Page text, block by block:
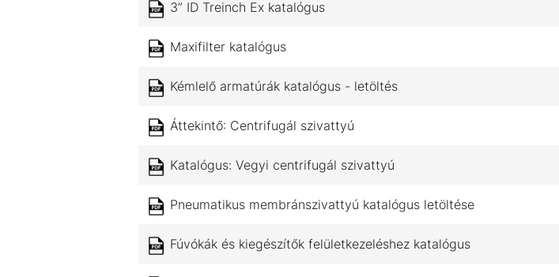
3” ID Treinch Ex katalógus
Maxifilter katalógus
Kémlelő armatúrák katalógus - letöltés
Áttekintő: Centrifugál szivattyú
Katalógus: Vegyi centrifugál szivattyú
Pneumatikus membránszivattyú katalógus letöltése
Fúvókák és kiegészítők felületkezeléshez katalógus